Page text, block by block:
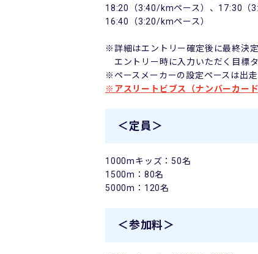
18:20（3:40/kmペース）、17:30（
16:40（3:20/kmペース）
※詳細はエントリー確定後に最終決
エントリー時に入力いただく目標タ
※ペースメーカーの設定ペースは出
※アスリートビブス（ナンバーカー
＜定員＞
1000mキッズ：50名
1500m：80名
5000m：120名
＜参加料＞